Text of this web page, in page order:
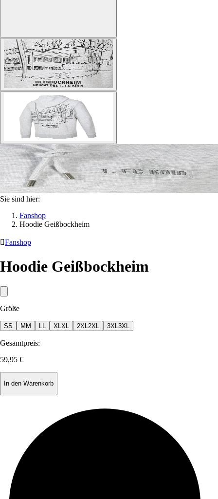
Sie sind hier:
Fanshop
Hoodie Geißbockheim
Fanshop
Hoodie Geißbockheim
Größe
SS M M XL XL 2XL 2XL 3XL 3XL
Gesamtpreis:
59,95 €
In den Warenkorb